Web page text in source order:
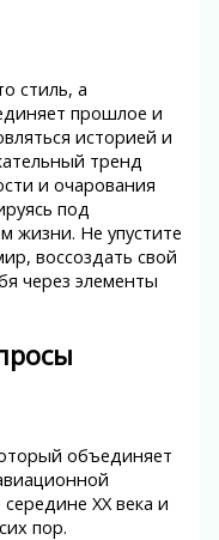
стиль, а
прошлое и
историей и
тренд
и очарования
под
жизни. Не упустите
воссоздать свой
через элементы
объединяет
XX века и
пор.